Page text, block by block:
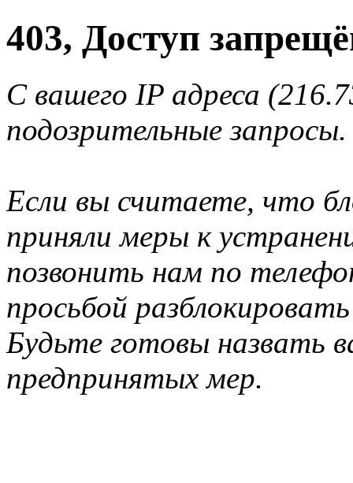
403, Доступ
С вашего IP адреса
подозрительные запросы.
Если вы считаете, что
приняли меры к
позвонить нам по
просьбой
Будьте готовы назвать
предпринятых мер.